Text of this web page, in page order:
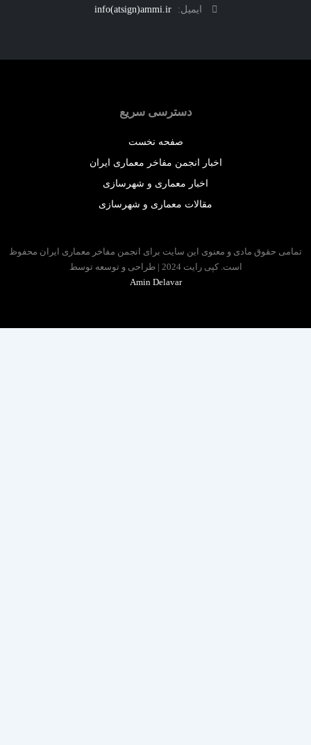
ایمیل:
info(atsign)ammi.ir
دسترسی سریع
صفحه نخست
اخبار انجمن مفاخر معماری ایران
اخبار معماری و شهرسازی
مقالات معماری و شهرسازی
حقوق مادی و معنوی این سایت برای انجمن مفاخر معماری ایران محفوظ
است. کپی رایت 2024 | طراحی و توسعه توسط
Amin Delavar